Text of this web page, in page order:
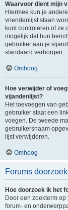
Waarvoor dient mijn
Hiermee kun je
vriendenlijst staan
kunt controleren of ze
mogelijk dat hun
gebruiker aan je
standaard verborgen.
Omhoog
Hoe verwijder of
vijandenlijst?
Het toevoegen van
gebruiker staat een
voegen. De tweede
gebruikersnaam
lijst verwijderen.
Omhoog
Forums
Hoe doorzoek ik het
Door een zoekterm
forum- en